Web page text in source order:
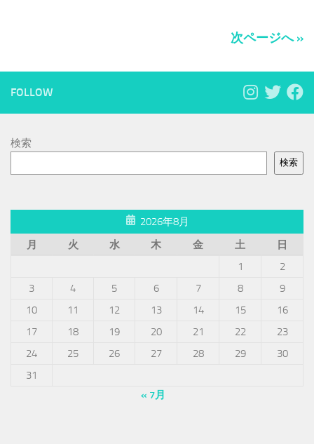
次ページへ »
FOLLOW
検索
検索
2026年8月
月
火 水 木 金 土
日
1
2
3
4 5 6 7 8
9
10
11 12 13 14 15
16
17
18 19 20 21 22
23
24
25 26 27 28 29
30
31
« 7月